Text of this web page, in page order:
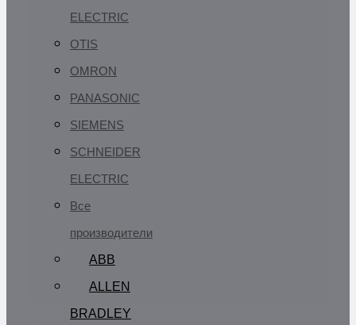
ELECTRIC
OTIS
OMRON
PANASONIC
SIEMENS
SCHNEIDER
ELECTRIC
Все
производители
ABB
ALLEN
BRADLEY